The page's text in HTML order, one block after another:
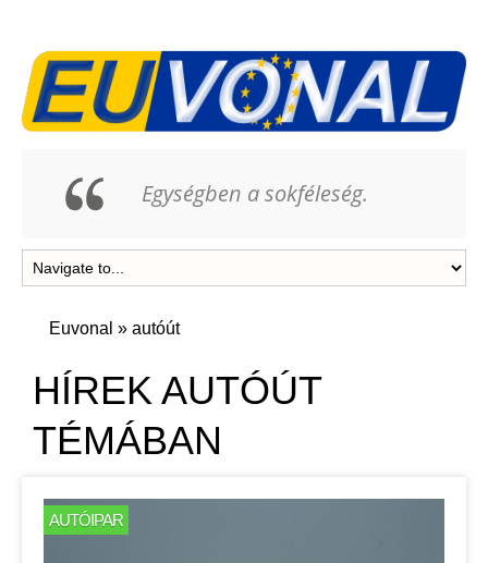
Egységben a sokféleség.
Euvonal » autóút
HÍREK AUTÓÚT
TÉMÁBAN
AUTÓIPAR